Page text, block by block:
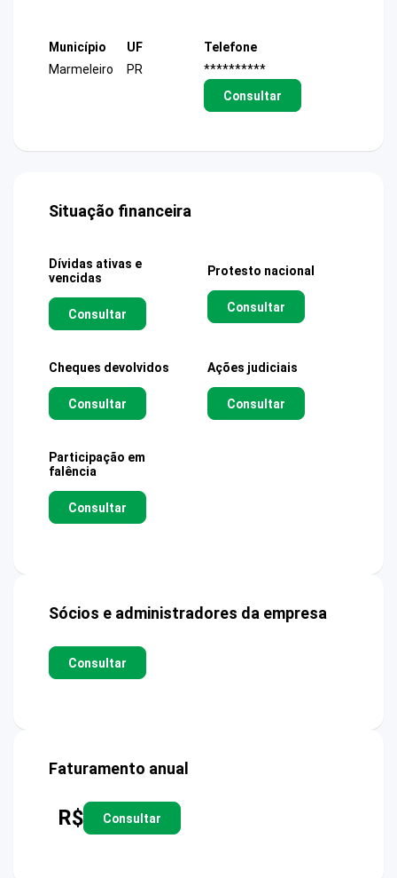
Município
Marmeleiro
UF
PR
Telefone
**********
Consultar
Situação financeira
Dívidas ativas e
vencidas
Consultar
Protesto nacional
Consultar
Cheques devolvidos
Consultar
Ações judiciais
Consultar
Participação em
falência
Consultar
Sócios e administradores da empresa
Consultar
Faturamento anual
R$ Consultar